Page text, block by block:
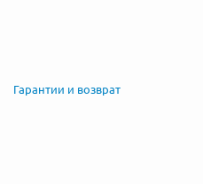
Гарантии и возврат